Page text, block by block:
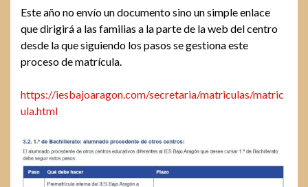
Este año no envío un documento sino un simple enlace
que dirigirá a las familias a la parte de la web del centro
desde la que siguiendo los pasos se gestiona este
proceso de matrícula.
https://iesbajoaragon.com/secretaria/matriculas/matric
ula.html